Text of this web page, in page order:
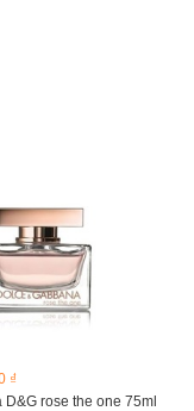
₫
rose the one 75ml